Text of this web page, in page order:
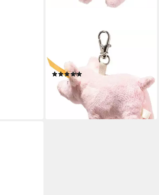
Kuscheltier Friends Anhänger
Glücksbringer Schwein
ab 20,48 € 22,95 €
-11%
lieferbar - in 6-8 Werktagen bei dir